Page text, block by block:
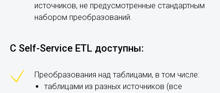
источников, не предусмотренные стандартным
набором преобразований.
С Self-Service ETL доступны:
Преобразования над таблицами, в том числе:
таблицами из разных источников (все